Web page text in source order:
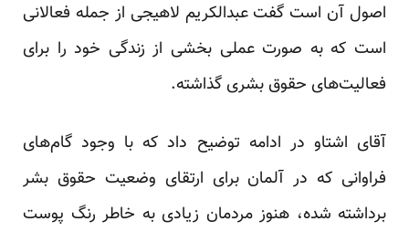
اصول آن است گفت عبدالکریم لاهیجی از جمله فعالانی
است که به صورت عملی بخشی از زندگی خود را برای
فعالیت‌های حقوق بشری گذاشته.
آقای اشتاو در ادامه توضیح داد که با وجود گام‌های
فراوانی که در آلمان برای ارتقای وضعیت حقوق بشر
برداشته شده، هنوز مردمان زیادی به خاطر رنگ پوست